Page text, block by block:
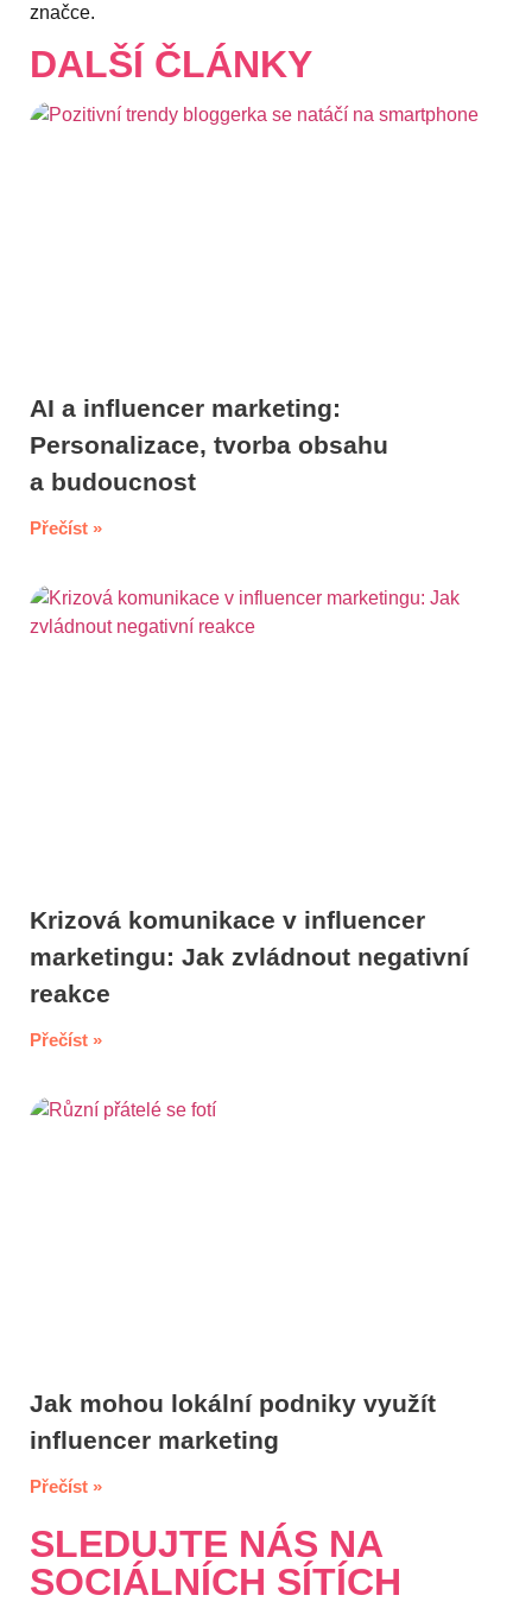
značce.
DALŠÍ ČLÁNKY
AI a influencer marketing:
Personalizace, tvorba obsahu
a budoucnost
Přečíst »
Krizová komunikace v influencer
marketingu: Jak zvládnout negativní
reakce
Přečíst »
Jak mohou lokální podniky využít
influencer marketing
Přečíst »
SLEDUJTE NÁS NA
SOCIÁLNÍCH SÍTÍCH